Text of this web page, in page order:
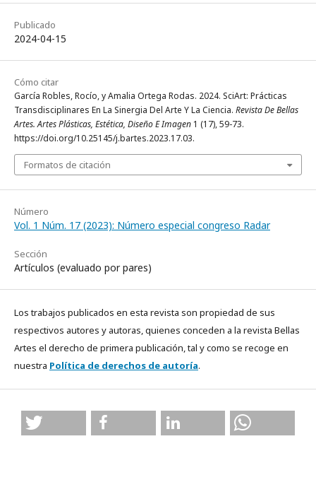
Publicado
2024-04-15
Cómo citar
García Robles, Rocío, y Amalia Ortega Rodas. 2024. SciArt: Prácticas
Transdisciplinares En La Sinergia Del Arte Y La Ciencia. Revista De Bellas
Artes. Artes Plásticas, Estética, Diseño E Imagen 1 (17), 59-73.
https://doi.org/10.25145/j.bartes.2023.17.03.
Formatos de citación
Número
Vol. 1 Núm. 17 (2023): Número especial congreso Radar
Sección
Artículos (evaluado por pares)
Los trabajos publicados en esta revista son propiedad de sus
respectivos autores y autoras, quienes conceden a la revista Bellas
Artes el derecho de primera publicación, tal y como se recoge en
nuestra Política de derechos de autoría.